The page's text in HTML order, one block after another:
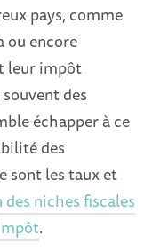
pays, comme
ou encore
leur impôt
des
échapper à ce
des
sont les taux et
niches fiscales
.